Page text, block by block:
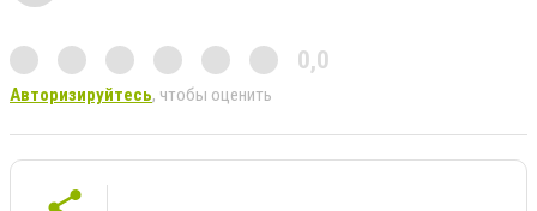
0,0
Авторизируйтесь, чтобы оценить